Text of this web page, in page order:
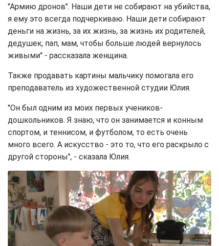
"Армию дронов". Наши дети не собирают на убийства,
я ему это всегда подчеркиваю. Наши дети собирают
деньги на жизнь, за их жизнь, за жизнь их родителей,
дедушек, пап, мам, чтобы больше людей вернулось
живыми" - рассказала женщина.
Также продавать картины мальчику помогала его
преподаватель из художественной студии Юлия.
"Он был одним из моих первых учеников-
дошкольников. Я знаю, что он занимается и конным
спортом, и теннисом, и футболом, то есть очень
много всего. А искусство - это то, что его раскрыло с
другой стороны", - сказала Юлия.